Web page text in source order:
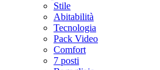
Stile
Abitabilità
Tecnologia
Pack Video
Comfort
7 posti